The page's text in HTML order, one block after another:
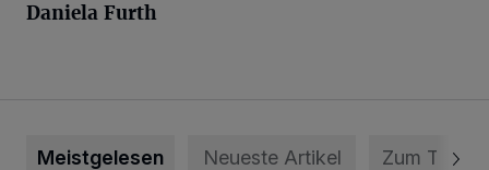
Daniela Furth
Meistgelesen Neueste Artikel Zum Thema